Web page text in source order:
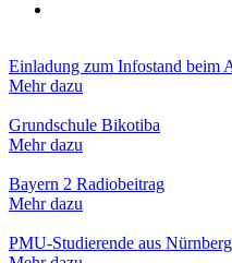
Einladung zum Infostand beim
Mehr dazu
Grundschule Bikotiba
Mehr dazu
Bayern 2 Radiobeitrag
Mehr dazu
PMU-Studierende aus